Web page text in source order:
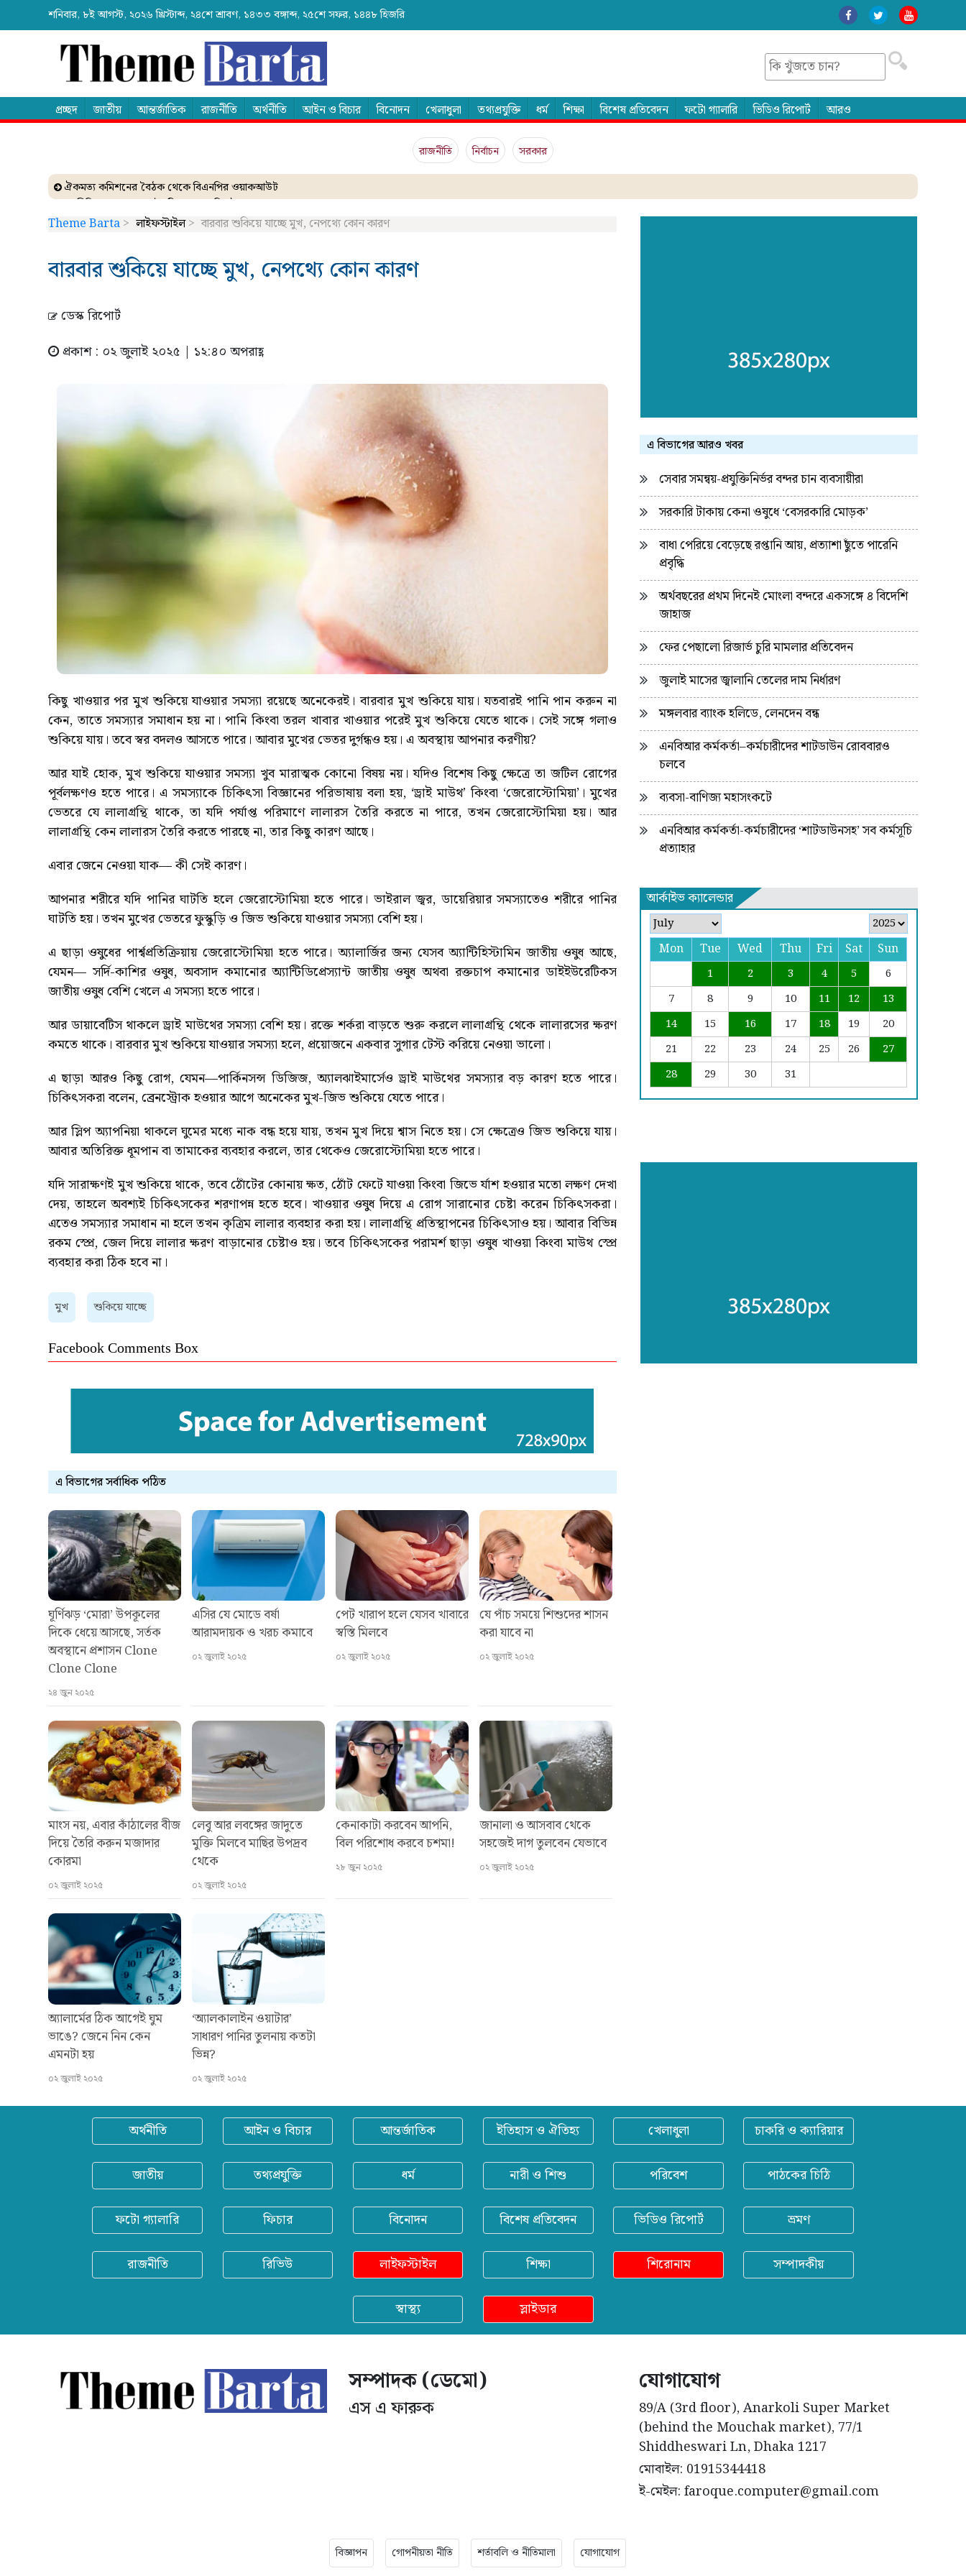
শনিবার, ৮ই আগস্ট, ২০২৬ খ্রিস্টাব্দ, ২৪শে শ্রাবণ, ১৪৩৩ বঙ্গাব্দ, ২৫শে সফর, ১৪৪৮ হিজরি
প্রচ্ছদ জাতীয় আন্তর্জাতিক রাজনীতি অর্থনীতি আইন ও বিচার বিনোদন খেলাধুলা তথ্যপ্রযুক্তি ধর্ম শিক্ষা বিশেষ প্রতিবেদন ফটো গ্যালারি ভিডিও রিপোর্ট আরও
রাজনীতি নির্বাচন সরকার
ঐকমত্য কমিশনের বৈঠক থেকে বিএনপির ওয়াকআউট
এনসিপির সমাবেশে ছোটাছুটি, ড্রোনকে মিসাইল ভেবে গুজব
ব্যাংকে তাণ্ডব চালালো এক আওয়ামী লীগ নেতা!
নেত্রকোনায় গিয়ে বাবরের উপর ক্ষোভ ঝাড়লেন নাসির
Theme Barta > লাইফস্টাইল> বারবার শুকিয়ে যাচ্ছে মুখ, নেপথ্যে কোন কারণ
বারবার শুকিয়ে যাচ্ছে মুখ, নেপথ্যে কোন কারণ
ডেস্ক রিপোর্ট
প্রকাশ : ০২ জুলাই ২০২৫ | ১২:৪০ অপরাহ্ণ
কিছু খাওয়ার পর মুখ শুকিয়ে যাওয়ার সমস্যা রয়েছে অনেকেরই। বারবার মুখ শুকিয়ে যায়। যতবারই পানি পান করুন না
কেন, তাতে সমস্যার সমাধান হয় না। পানি কিংবা তরল খাবার খাওয়ার পরেই মুখ শুকিয়ে যেতে থাকে। সেই সঙ্গে গলাও
শুকিয়ে যায়। তবে স্বর বদলও আসতে পারে। আবার মুখের ভেতর দুর্গন্ধও হয়। এ অবস্থায় আপনার করণীয়?
আর যাই হোক, মুখ শুকিয়ে যাওয়ার সমস্যা খুব মারাত্মক কোনো বিষয় নয়। যদিও বিশেষ কিছু ক্ষেত্রে তা জটিল রোগের
পূর্বলক্ষণও হতে পারে। এ সমস্যাকে চিকিৎসা বিজ্ঞানের পরিভাষায় বলা হয়, ‘ড্রাই মাউথ’ কিংবা ‘জেরোস্টোমিয়া’। মুখের
ভেতরে যে লালাগ্রন্থি থাকে, তা যদি পর্যাপ্ত পরিমাণে লালারস তৈরি করতে না পারে, তখন জেরোস্টোমিয়া হয়। আর
লালাগ্রন্থি কেন লালারস তৈরি করতে পারছে না, তার কিছু কারণ আছে।
এবার জেনে নেওয়া যাক— কী সেই কারণ।
আপনার শরীরে যদি পানির ঘাটতি হলে জেরোস্টোমিয়া হতে পারে। ভাইরাল জ্বর, ডায়েরিয়ার সমস্যাতেও শরীরে পানির
ঘাটতি হয়। তখন মুখের ভেতরে ফুস্কুড়ি ও জিভ শুকিয়ে যাওয়ার সমস্যা বেশি হয়।
এ ছাড়া ওষুধের পার্শ্বপ্রতিক্রিয়ায় জেরোস্টোমিয়া হতে পারে। অ্যালার্জির জন্য যেসব অ্যান্টিহিস্টামিন জাতীয় ওষুধ আছে,
যেমন— সর্দি-কাশির ওষুধ, অবসাদ কমানোর অ্যান্টিডিপ্রেস্যান্ট জাতীয় ওষুধ অথবা রক্তচাপ কমানোর ডাইইউরেটিকস
জাতীয় ওষুধ বেশি খেলে এ সমস্যা হতে পারে।
আর ডায়াবেটিস থাকলে ড্রাই মাউথের সমস্যা বেশি হয়। রক্তে শর্করা বাড়তে শুরু করলে লালাগ্রন্থি থেকে লালারসের ক্ষরণ
কমতে থাকে। বারবার মুখ শুকিয়ে যাওয়ার সমস্যা হলে, প্রয়োজনে একবার সুগার টেস্ট করিয়ে নেওয়া ভালো।
এ ছাড়া আরও কিছু রোগ, যেমন—পার্কিনসন্স ডিজিজ, অ্যালঝাইমার্সেও ড্রাই মাউথের সমস্যার বড় কারণ হতে পারে।
চিকিৎসকরা বলেন, ব্রেনস্ট্রোক হওয়ার আগে অনেকের মুখ-জিভ শুকিয়ে যেতে পারে।
আর স্লিপ অ্যাপনিয়া থাকলে ঘুমের মধ্যে নাক বন্ধ হয়ে যায়, তখন মুখ দিয়ে শ্বাস নিতে হয়। সে ক্ষেত্রেও জিভ শুকিয়ে যায়।
আবার অতিরিক্ত ধূমপান বা তামাকের ব্যবহার করলে, তার থেকেও জেরোস্টোমিয়া হতে পারে।
যদি সারাক্ষণই মুখ শুকিয়ে থাকে, তবে ঠোঁটের কোনায় ক্ষত, ঠোঁট ফেটে যাওয়া কিংবা জিভে র্যাশ হওয়ার মতো লক্ষণ দেখা
দেয়, তাহলে অবশ্যই চিকিৎসকের শরণাপন্ন হতে হবে। খাওয়ার ওষুধ দিয়ে এ রোগ সারানোর চেষ্টা করেন চিকিৎসকরা।
এতেও সমস্যার সমাধান না হলে তখন কৃত্রিম লালার ব্যবহার করা হয়। লালাগ্রন্থি প্রতিস্থাপনের চিকিৎসাও হয়। আবার বিভিন্ন
রকম স্প্রে, জেল দিয়ে লালার ক্ষরণ বাড়ানোর চেষ্টাও হয়। তবে চিকিৎসকের পরামর্শ ছাড়া ওষুধ খাওয়া কিংবা মাউথ স্প্রে
ব্যবহার করা ঠিক হবে না।
মুখ শুকিয়ে যাচ্ছে
Facebook Comments Box
এ বিভাগের সর্বাধিক পঠিত
ঘূর্ণিঝড় ‘মোরা’ উপকূলের
দিকে ধেয়ে আসছে, সর্তক
অবস্থানে প্রশাসন Clone
Clone Clone
২৪ জুন ২০২৫
এসির যে মোডে বর্ষা
আরামদায়ক ও খরচ কমাবে
০২ জুলাই ২০২৫
পেট খারাপ হলে যেসব খাবারে
স্বস্তি মিলবে
০২ জুলাই ২০২৫
যে পাঁচ সময়ে শিশুদের শাসন
করা যাবে না
০২ জুলাই ২০২৫
মাংস নয়, এবার কাঁঠালের বীজ
দিয়ে তৈরি করুন মজাদার
কোরমা
০২ জুলাই ২০২৫
লেবু আর লবঙ্গের জাদুতে
মুক্তি মিলবে মাছির উপদ্রব
থেকে
০২ জুলাই ২০২৫
কেনাকাটা করবেন আপনি,
বিল পরিশোধ করবে চশমা!
২৮ জুন ২০২৫
জানালা ও আসবাব থেকে
সহজেই দাগ তুলবেন যেভাবে
০২ জুলাই ২০২৫
অ্যালার্মের ঠিক আগেই ঘুম
ভাঙে? জেনে নিন কেন
এমনটা হয়
০২ জুলাই ২০২৫
‘অ্যালকালাইন ওয়াটার’
সাধারণ পানির তুলনায় কতটা
ভিন্ন?
০২ জুলাই ২০২৫
এ বিভাগের আরও খবর
সেবার সমন্বয়-প্রযুক্তিনির্ভর বন্দর চান ব্যবসায়ীরা
সরকারি টাকায় কেনা ওষুধে ‘বেসরকারি মোড়ক’
বাধা পেরিয়ে বেড়েছে রপ্তানি আয়, প্রত্যাশা ছুঁতে পারেনি
প্রবৃদ্ধি
অর্থবছরের প্রথম দিনেই মোংলা বন্দরে একসঙ্গে ৪ বিদেশি
জাহাজ
ফের পেছালো রিজার্ভ চুরি মামলার প্রতিবেদন
জুলাই মাসের জ্বালানি তেলের দাম নির্ধারণ
মঙ্গলবার ব্যাংক হলিডে, লেনদেন বন্ধ
এনবিআর কর্মকর্তা–কর্মচারীদের শাটডাউন রোববারও
চলবে
ব্যবসা-বাণিজ্য মহাসংকটে
এনবিআর কর্মকর্তা-কর্মচারীদের ‘শাটডাউনসহ’ সব কর্মসূচি
প্রত্যাহার
আর্কাইভ ক্যালেন্ডার
Mon Tue Wed Thu Fri Sat Sun
1 2 3 4 5
6
7
8 9 10 11 12
13
14
15 16 17 18 19
20
21
22 23 24 25 26
27
28
29 30 31
অর্থনীতি আইন ও বিচার আন্তর্জাতিক ইতিহাস ও ঐতিহ্য খেলাধুলা চাকরি ও ক্যারিয়ার
জাতীয় তথ্যপ্রযুক্তি ধর্ম নারী ও শিশু পরিবেশ পাঠকের চিঠি
ফটো গ্যালারি ফিচার বিনোদন বিশেষ প্রতিবেদন ভিডিও রিপোর্ট ভ্রমণ
রাজনীতি রিভিউ লাইফস্টাইল শিক্ষা শিরোনাম সম্পাদকীয়
স্বাস্থ্য স্লাইডার
সম্পাদক (ডেমো)
এস এ ফারুক
যোগাযোগ
89/A (3rd floor), Anarkoli Super Market
(behind the Mouchak market), 77/1
Shiddheswari Ln, Dhaka 1217
মোবাইল: 01915344418
ই-মেইল: faroque.computer@gmail.com
বিজ্ঞাপন গোপনীয়তা নীতি শর্তাবলি ও নীতিমালা যোগাযোগ